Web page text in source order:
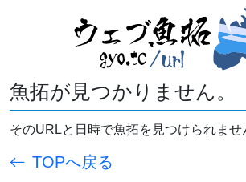
魚拓が見つかりません。
そのURLと日時で魚拓を見つけられませ
TOPへ戻る